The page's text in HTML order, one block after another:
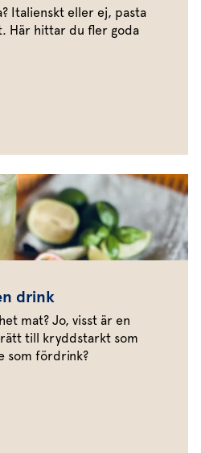
Italienskt eller ej, pasta
Här hittar du fler goda
drink
mat? Jo, visst är en
till kryddstarkt som
som fördrink?